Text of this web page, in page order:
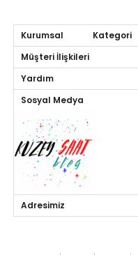
Kurumsal Kategori
Müşteri İlişkileri
Yardım
Sosyal Medya
Adresimiz